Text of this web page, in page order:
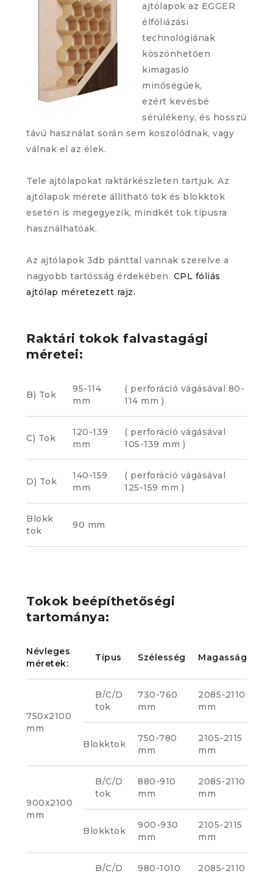
ajtólapok az EGGER
élfóliázási
technológiának
köszönhetően
kimagasló
minőségűek,
ezért kevésbé
sérülékeny, és hosszú
távú használat során sem koszolódnak, vagy
válnak el az élek.
Tele ajtólapokat raktárkészleten tartjuk. Az
ajtólapok mérete állítható tok és blokktok
esetén is megegyezik, mindkét tok típusra
használhatóak.
Az ajtólapok 3db pánttal vannak szerelve a
nagyobb tartósság érdekében. CPL fóliás
ajtólap méretezett rajz.
Raktári tokok falvastagági
méretei:
B) Tok
95-114
mm
( perforáció vágásával 80-
114 mm )
C) Tok
120-139
mm
( perforáció vágásával
105-139 mm )
D) Tok
140-159
mm
( perforáció vágásával
125-159 mm )
Blokk
tok
90 mm
Tokok beépíthetőségi
tartománya:
Névleges
méretek:
Típus Szélesség Magasság
750x2100
mm
B/C/D
tok
730-760
mm
2085-2110
mm
Blokktok
750-780
mm
2105-2115
mm
900x2100
mm
B/C/D
tok
880-910
mm
2085-2110
mm
Blokktok
900-930
mm
2105-2115
mm
B/C/D 980-1010 2085-2110